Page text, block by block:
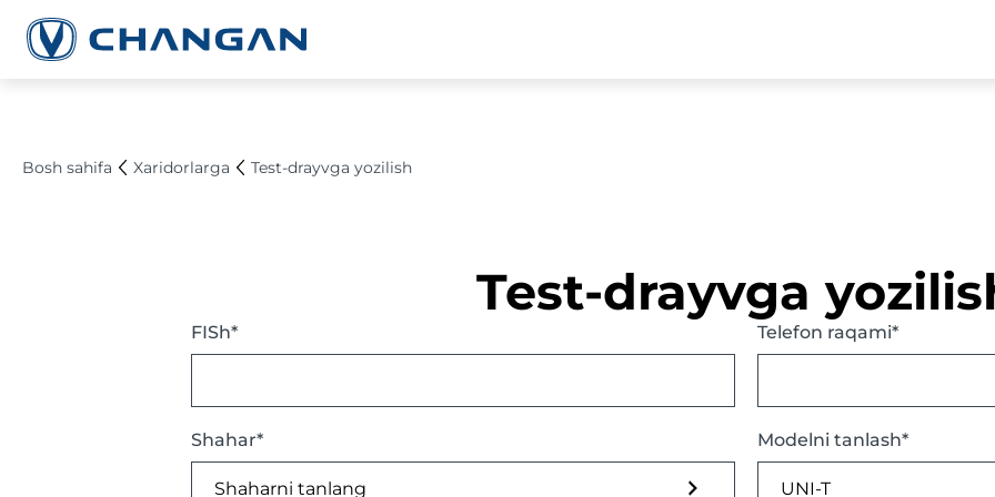
Bosh sahifa Xaridorlarga Test-drayvga yozilish
Test-drayvga
FISh* Telefon raqami*
Shahar*
Shaharni tanlang
Modelni tanlash*
UNI-T